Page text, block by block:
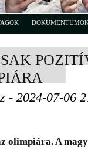
- 2024-07-06
olimpiára. A